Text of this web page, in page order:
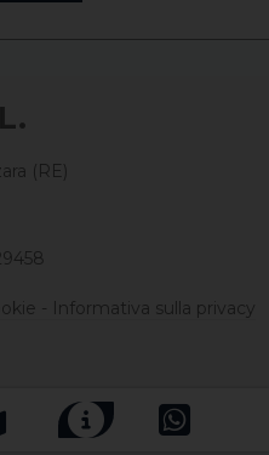
(RE)
- Informativa sulla privacy